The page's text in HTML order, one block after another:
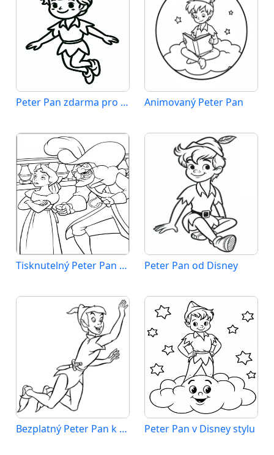
Peter Pan zdarma pro děti Animovaný Peter Pan
Tisknutelný Peter Pan zadarmo Peter Pan od Disney
Bezplatný Peter Pan k tisku Peter Pan v Disney stylu